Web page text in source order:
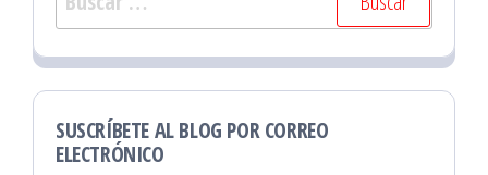
SUSCRÍBETE AL BLOG POR CORREO
ELECTRÓNICO